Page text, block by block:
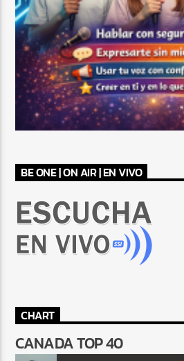
BE ONE | ON AIR | EN VIVO
CHART
CANADA TOP 40